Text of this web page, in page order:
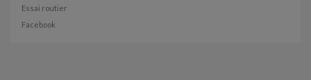
Essai routier
Facebook